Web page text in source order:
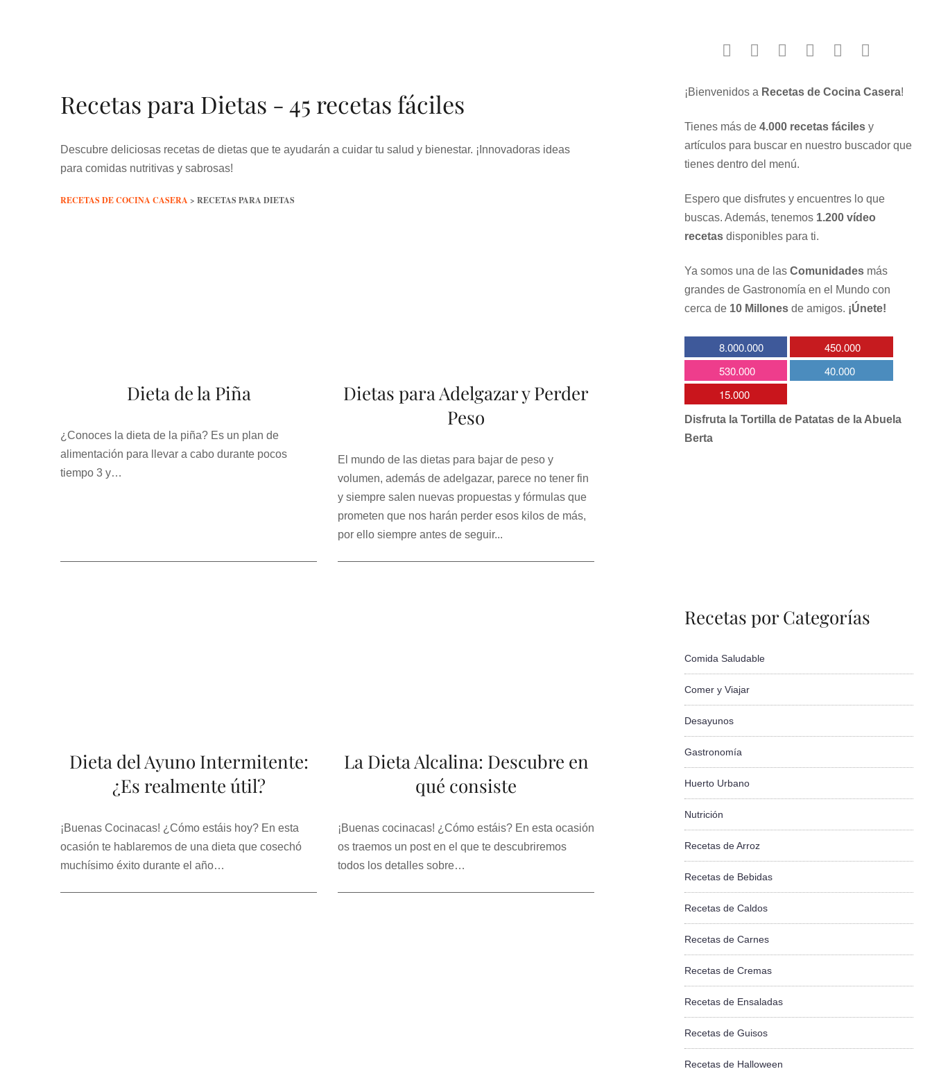
Recetas para Dietas - 45 recetas fáciles
Descubre deliciosas recetas de dietas que te ayudarán a cuidar tu salud y bienestar. ¡Innovadoras ideas
para comidas nutritivas y sabrosas!
RECETAS DE COCINA CASERA > RECETAS PARA DIETAS
Dieta de la Piña
¿Conoces la dieta de la piña? Es un plan de
alimentación para llevar a cabo durante pocos
tiempo 3 y…
Dietas para Adelgazar y Perder
Peso
El mundo de las dietas para bajar de peso y
volumen, además de adelgazar, parece no tener fin
y siempre salen nuevas propuestas y fórmulas que
prometen que nos harán perder esos kilos de más,
por ello siempre antes de seguir...
Dieta del Ayuno Intermitente:
¿Es realmente útil?
¡Buenas Cocinacas! ¿Cómo estáis hoy? En esta
ocasión te hablaremos de una dieta que cosechó
muchísimo éxito durante el año…
La Dieta Alcalina: Descubre en
qué consiste
¡Buenas cocinacas! ¿Cómo estáis? En esta ocasión
os traemos un post en el que te descubriremos
todos los detalles sobre…
¡Bienvenidos a Recetas de Cocina Casera!
Tienes más de 4.000 recetas fácilesy
artículos para buscar en nuestro buscador que
tienes dentro del menú.
Espero que disfrutes y encuentres lo que
buscas. Además, tenemos 1.200 vídeo
recetasdisponibles para ti.
Ya somos una de las Comunidadesmás
grandes de Gastronomía en el Mundo con
cerca de 10 Millonesde amigos. ¡Únete!
8.000.000
450.000
530.000
40.000
15.000
Disfruta la Tortilla de Patatas de la Abuela
Berta
Recetas por Categorías
Comida Saludable
Comer y Viajar
Desayunos
Gastronomía
Huerto Urbano
Nutrición
Recetas de Arroz
Recetas de Bebidas
Recetas de Caldos
Recetas de Carnes
Recetas de Cremas
Recetas de Ensaladas
Recetas de Guisos
Recetas de Halloween